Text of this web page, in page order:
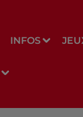
INFOS